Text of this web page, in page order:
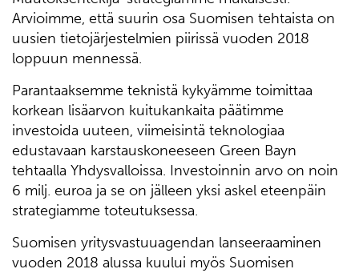
Arvioimme, että suurin osa Suomisen tehtaista on
uusien tietojärjestelmien piirissä vuoden 2018
loppuun mennessä.
Parantaaksemme teknistä kykyämme toimittaa
korkean lisäarvon kuitukankaita päätimme
investoida uuteen, viimeisintä teknologiaa
edustavaan karstauskoneeseen Green Bayn
tehtaalla Yhdysvalloissa. Investoinnin arvo on noin
6 milj. euroa ja se on jälleen yksi askel eteenpäin
strategiamme toteutuksessa.
Suomisen yritysvastuuagendan lanseeraaminen
vuoden 2018 alussa kuului myös Suomisen